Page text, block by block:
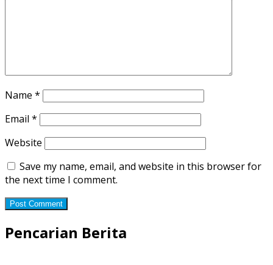
Name *
Email *
Website
Save my name, email, and website in this browser for
the next time I comment.
Pencarian Berita